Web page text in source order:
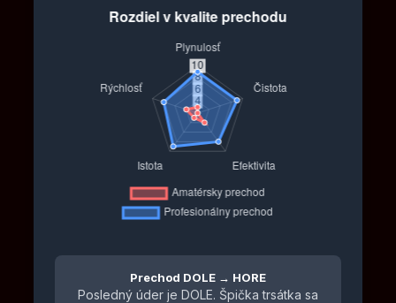
Prechod DOLE → HORE
Posledný úder je DOLE. Špička trsátka sa